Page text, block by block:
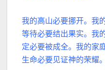
我的高山必要挪开。 我
等待必要结出果实。 我
定必要被成全。 我的家
生命必要见证神的荣耀。